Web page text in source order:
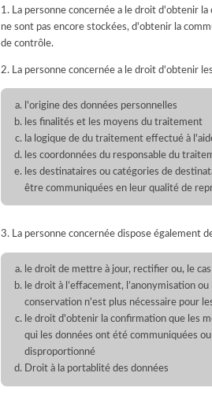
1. La personne concernée a le droit d'obtenir
ne sont pas encore stockées, d'obtenir la
de contrôle.
2. La personne concernée a le droit d'obtenir
l'origine des données personnelles
les finalités et les moyens du traitement
la logique de du traitement effectué à
les coordonnées du responsable du
les destinataires ou catégories de
être communiquées en leur qualité de
3. La personne concernée dispose également
le droit de mettre à jour, rectifier ou, le
le droit à l’effacement, l’anonymisation
conservation n'est plus nécessaire pour
le droit d'obtenir la confirmation que les
qui les données ont été communiquées
disproportionné
Droit à la portablité des données